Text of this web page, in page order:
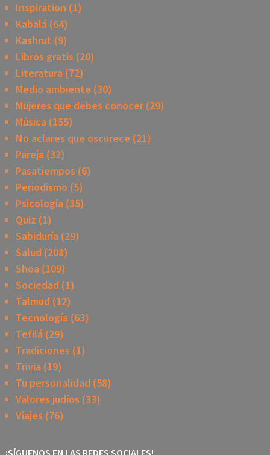
Inspiration (1)
Kabalá(64)
Kashrut (9)
Libros gratis (20)
Literatura(72)
Medio ambiente (30)
Mujeres que debes conocer(29)
Música(155)
No aclares que oscurece (21)
Pareja(32)
Pasatiempos (6)
Periodismo (5)
Psicología(35)
Quiz (1)
Sabiduría(29)
Salud (208)
Shoa(109)
Sociedad(1)
Talmud (12)
Tecnología(63)
Tefilá(29)
Tradiciones (1)
Trivia(19)
Tu personalidad(58)
Valores judíos (33)
Viajes (76)